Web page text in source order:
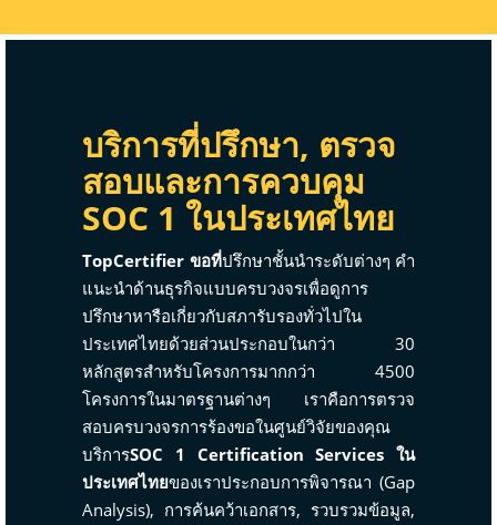
บริการที่ปรึกษา, ตรวจ
สอบและการควบคุม
SOC 1 ในประเทศไทย
TopCertifier ขอที่ปรึกษาชั้นนำระดับต่างๆ คำ
แนะนำด้านธุรกิจแบบครบวงจรเพื่อดูการ
ปรึกษาหารือเกี่ยวกับสภารับรองทั่วไปใน
ประเทศไทยด้วยส่วนประกอบในกว่า 30
หลักสูตรสำหรับโครงการมากกว่า 4500
โครงการในมาตรฐานต่างๆ เราคือการตรวจ
สอบครบวงจรการร้องขอในศูนย์วิจัยของคุณ
บริการSOC 1 Certification Services ใน
ประเทศไทยของเราประกอบการพิจารณา (Gap
Analysis), การค้นคว้าเอกสาร, รวบรวมข้อมูล,